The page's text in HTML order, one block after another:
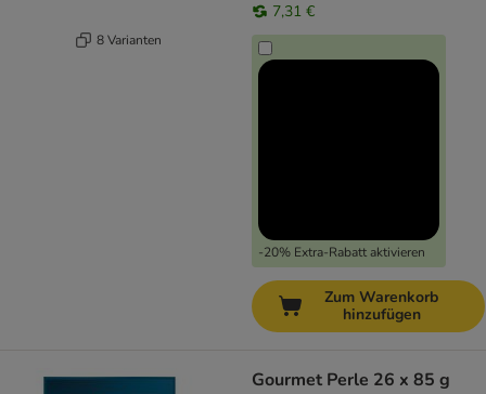
8 Varianten
7,31 €
-20% Extra-Rabatt aktivieren
Zum Warenkorb
hinzufügen
Gourmet Perle 26 x 85 g